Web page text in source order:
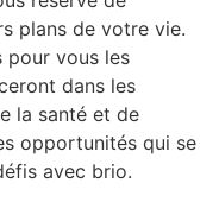
plans de votre vie.
pour vous les
dans les
la santé et de
opportunités qui se
avec brio.